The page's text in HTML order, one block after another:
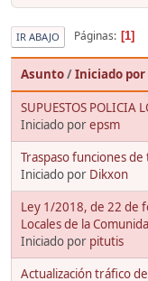
IR ABAJO Páginas 1
Asunto/Iniciado por
SUPUESTOS POLICIA
Iniciado porepsm
Traspaso funciones
Iniciado por Dikxon
Ley 1/2018, de 22 de
Locales de la
Iniciado por pitutis
Actualización tráfico